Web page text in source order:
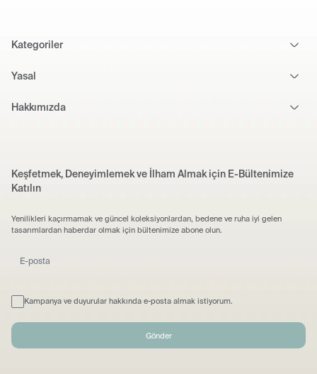
Kategoriler
Yasal
Hakkımızda
Keşfetmek, Deneyimlemek ve İlham Almak için E-Bültenimize
Katılın
Yenilikleri kaçırmamak ve güncel koleksiyonlardan, bedene ve ruha iyi gelen
tasarımlardan haberdar olmak için bültenimize abone olun.
Kampanya ve duyurular hakkında e-posta almak istiyorum.
Gönder